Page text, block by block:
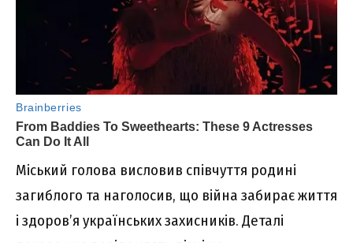
Міський голова висловив співчуття родині
загиблого та наголосив, що війна забирає життя
і здоров’я українських захисників. Деталі